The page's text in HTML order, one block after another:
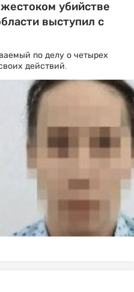
убийстве
выступил с
по делу о четырех
действий.